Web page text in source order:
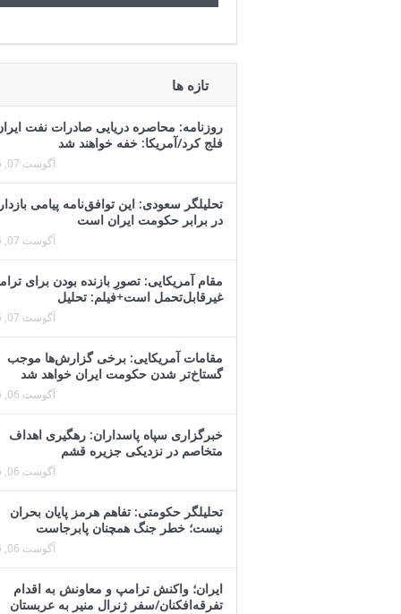
تازه ها
روزنامه: محاصره دریایی صادرات نفت
فلج کرد/آمریکا: خفه خواهند شد
آگوست 07, 2026
تحلیلگر سعودی: این توافق‌نامه پیامی
در برابر حکومت ایران است
آگوست 07, 2026
مقام آمریکایی: تصورِ بازنده بودن برای
غیرقابل‌تحمل است+فیلم: تحلیل
آگوست 07, 2026
مقامات آمریکایی: برخی گزارش‌ها موجب
گستاخ‌تر شدن حکومت ایران خواهد شد
آگوست 06, 2026
خبرگزاری سپاه پاسداران: رهگیری اهداف
متخاصم در نزدیکی جزیره قشم
آگوست 06, 2026
تحلیلگر حکومتی: تفاهم هرمز پایان بحران
نیست؛ خطر جنگ همچنان پابرجاست
آگوست 06, 2026
ایران؛ واکنش ترامپ و معاونش به اقدام
تفرقه‌افکنان/سفر ژنرال منیر به عربستان